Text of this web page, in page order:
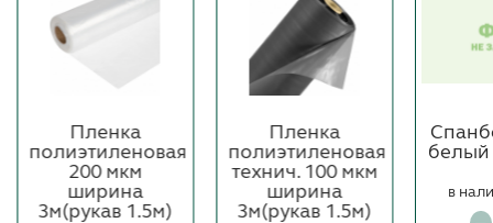
Пленка
полиэтиленовая
200 мкм
ширина
3м(рукав 1.5м)
Пленка
полиэтиленовая
технич. 100 мкм
ширина
3м(рукав 1.5м)
белый
в